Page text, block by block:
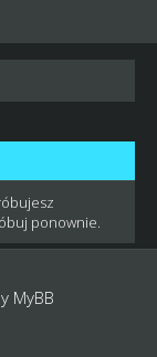
ponownie.
MyBB